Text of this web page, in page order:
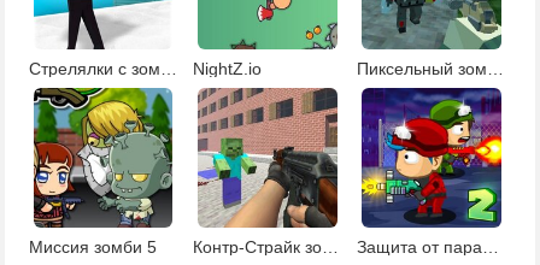
NightZ.io
Миссия зомби 5 Контр-Страйк зомби